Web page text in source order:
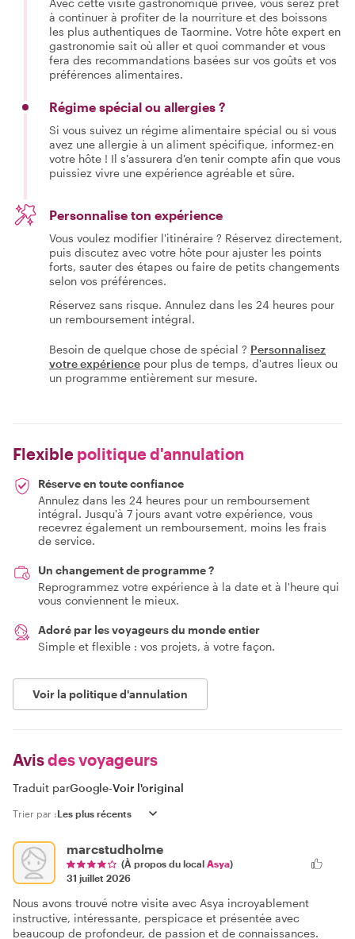
à continuer à profiter de la nourriture et des boissons
les plus authentiques de Taormine. Votre hôte expert en
gastronomie sait où aller et quoi commander et vous
fera des recommandations basées sur vos goûts et vos
préférences alimentaires.
Régime spécial ou allergies ?
Si vous suivez un régime alimentaire spécial ou si vous
avez une allergie à un aliment spécifique, informez-en
votre hôte ! Il s'assurera d'en tenir compte afin que vous
puissiez vivre une expérience agréable et sûre.
Personnalise ton expérience
Vous voulez modifier l'itinéraire ? Réservez directement,
puis discutez avec votre hôte pour ajuster les points
forts, sauter des étapes ou faire de petits changements
selon vos préférences.
Réservez sans risque. Annulez dans les 24 heures pour
un remboursement intégral.
Besoin de quelque chose de spécial ? Personnalisez
votre expérience pour plus de temps, d'autres lieux ou
un programme entièrement sur mesure.
Flexible politique d'annulation
Réserve en toute confiance
Annulez dans les 24 heures pour un remboursement
intégral. Jusqu'à 7 jours avant votre expérience, vous
recevrez également un remboursement, moins les frais
de service.
Un changement de programme ?
Reprogrammez votre expérience à la date et à l'heure qui
vous conviennent le mieux.
Adoré par les voyageurs du monde entier
Simple et flexible : vos projets, à votre façon.
Voir la politique d'annulation
Avisdes voyageurs
Traduit parGoogle-Voir l'original
Trier par :
marcstudholme
(À propos du local Asya)
31 juillet 2026
Nous avons trouvé notre visite avec Asya incroyablement
instructive, intéressante, perspicace et présentée avec
beaucoup de profondeur, de passion et de connaissances.